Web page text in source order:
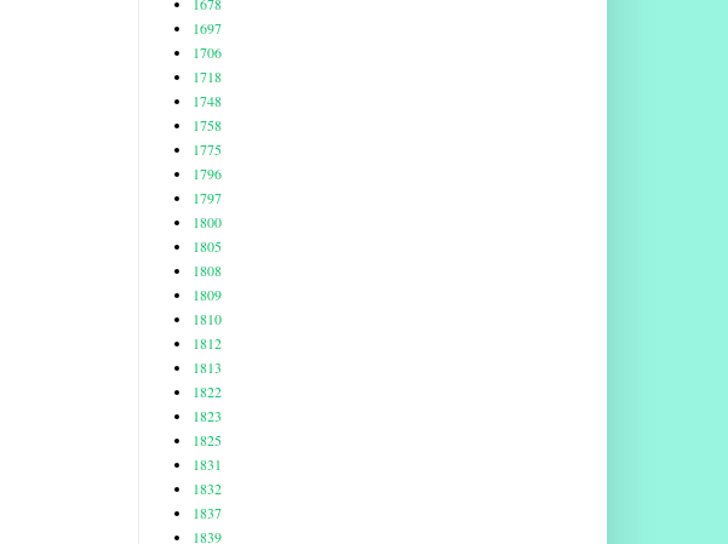
1697
1706
1718
1748
1758
1775
1796
1797
1800
1805
1808
1809
1810
1812
1813
1822
1823
1825
1831
1832
1837
1839